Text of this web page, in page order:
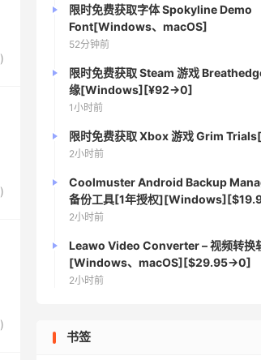
)
)
)
限时免费获取字体 Spokyline Demo
Font[Windows、macOS]
52分钟前
限时免费获取 Steam 游戏
缘[Windows][¥92→0]
1小时前
限时免费获取 Xbox 游戏 Grim
2小时前
Coolmuster Android Backup
备份工具[1年授权
2小时前
Leawo Video Converter – 视频转换
[Windows、macOS][$29.95→0]
2小时前
书签